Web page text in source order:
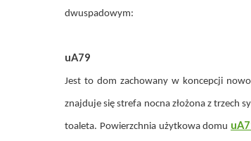
dwuspadowym:
uA79
Jest to dom zachowany w koncepcji
znajduje się strefa nocna złożona z trzech
toaleta. Powierzchnia użytkowa domu